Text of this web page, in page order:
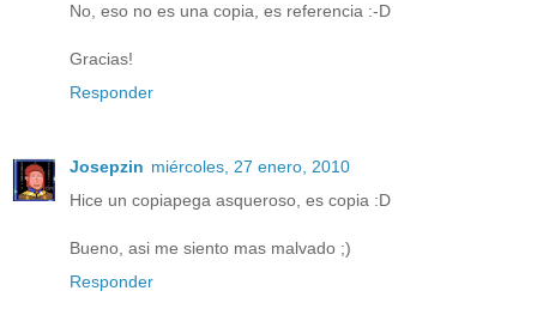
No, eso no es una copia, es referencia :-D
Gracias!
Responder
Josepzin miércoles, 27 enero, 2010
Hice un copiapega asqueroso, es copia :D
Bueno, asi me siento mas malvado ;)
Responder